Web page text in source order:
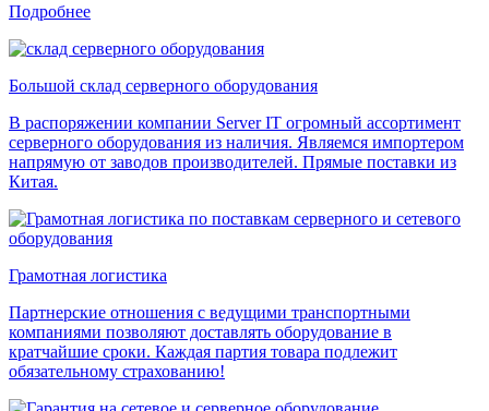
Подробнее
Большой склад серверного оборудования
В распоряжении компании Server IT огромный ассортимент
серверного оборудования из наличия. Являемся импортером
напрямую от заводов производителей. Прямые поставки из
Китая.
Грамотная логистика
Партнерские отношения с ведущими транспортными
компаниями позволяют доставлять оборудование в
кратчайшие сроки. Каждая партия товара подлежит
обязательному страхованию!